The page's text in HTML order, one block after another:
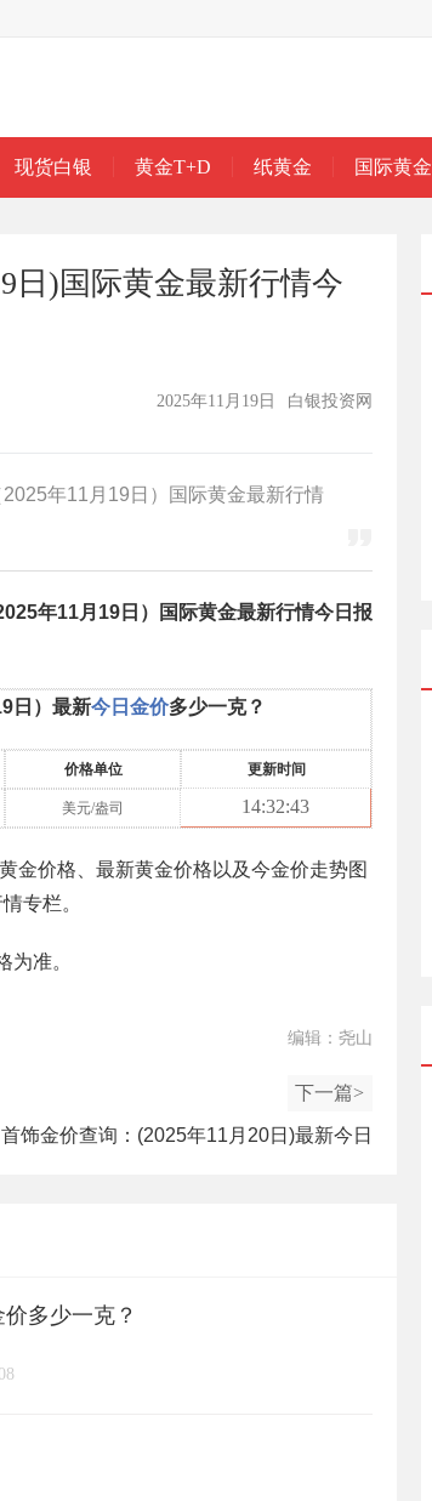
现货白银 黄金T+D 纸黄金 国际黄金
日)国际黄金最新行情今
白银投资网
2025年11月19日
年11月19日）国际黄金最新行情
年11月19日 ）国际黄金最新行情今日报
日 ）最新今日金价多少一克？
价格单位 更新时间
美元/盎司 14:32:43
金价格、最新黄金价格以及今金价走势图
专栏。
为准。
编辑：尧山
下一篇>
首饰金价查询：(2025年11月20日)最新今日
多少一克？